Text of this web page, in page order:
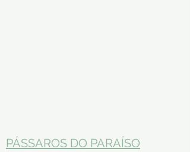
PÁSSAROS DO PARAÍSO